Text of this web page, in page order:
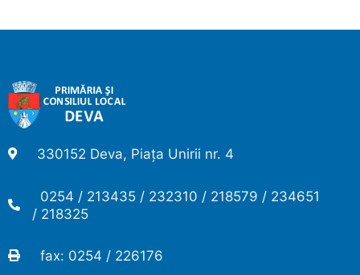
330152 Deva, Piața Unirii nr. 4
0254 / 213435 / 232310 / 218579 / 234651
/ 218325
fax: 0254 / 226176